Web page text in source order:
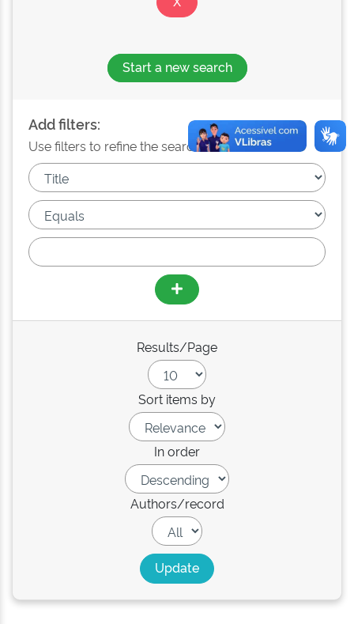
Start a new search
Add filters:
Use filters to refine the search results.
Results/Page
Sort items by
In order
Authors/record